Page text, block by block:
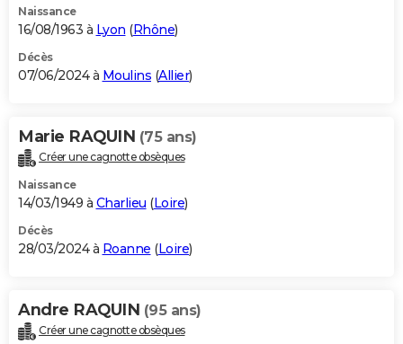
Naissance
16/08/1963 à Lyon (Rhône)
Décès
07/06/2024 à Moulins (Allier)
Marie RAQUIN (75 ans)
Créer une cagnotte obsèques
Naissance
14/03/1949 à Charlieu (Loire)
Décès
28/03/2024 à Roanne (Loire)
Andre RAQUIN (95 ans)
Créer une cagnotte obsèques